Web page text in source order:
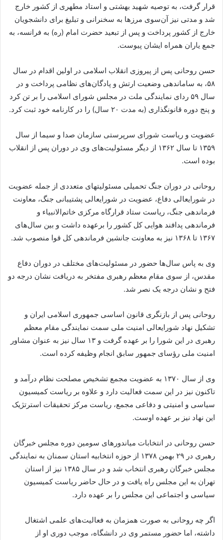
قرار گرفت، به توصیه شهید بهشتی و استاد مطهری از کشور خارج
شد و مدتی نیز آن‌سوی مرزها به سخنرانی و تبلیغ برای دانشجویان
خارج از کشور پرداخت و پس از تبعید حضرت امام (ره) به فرانسه، به
جمع یاران همراه ایشان پیوست.
حسن روحانی پس از پیروزی انقلاب اسلامی در اولین اقدام در سال
۵۸، به ساماندهی وضعیت ارتش و پادگان‌های نظامی پرداخت و در
سال ۵۹ ردای نمایندگی ملت در مجلس شورای اسلامی را بر تن کرد
و پنج دوره قانونگذاری (به مدت ۲۰ ‌سال) را در کارنامه خود ثبت کرد.
عضویت و ریاست شورای سرپرستی سازمان صدا و سیما از سال
۱۳۵۹ تا سال ۱۳۶۲ از دیگر مسئولیت‌های وی در دوران پس از انقلاب
بوده است.
روحانی در دوران جنگ تحمیلی مسئولیت‏های متعددی از جمله عضویت
در شورایعالی دفاع، عضویت در شورایعالی پشتیبانی جنگ، معاونت
فرماندهی جنگ، ریاست ستاد قرارگاه مرکزی خاتم‌الانبیاء و
فرماندهی پدافند هوایی کل کشور را برعهده داشت و بین سال‌های
۱۳۶۷ تا ۱۳۶۸ نیز به معاونت جانشین فرماندهی کل قوا منصوب شد.
وی به پاس سال‌ها حضور در مسئولیت‌های مختلف در دوران دفاع
مقدس، از سوی مقام معظم رهبری مفتخر به دریافت نشان درجه دو
فتح و نشان درجه یک نصر شد.
روحانی پس از بازنگری قانون ‏اساسی جمهوری اسلامی ایران و
تشکیل نهاد شورایعالی امنیت ملی سمت نمایندگی مقام معظم
رهبری در این شورا را بر عهده گرفت و ۱۳ سال نیز به عنوان مشاور
امنیت ملی رؤسای جمهور سابق انجام وظیفه کرده است.
وی از سال ۱۳۷۰ به عضویت مجمع تشخیص مصلحت نظام درآمد و
تاکنون نیز در این سمت فعالیت دارد و علاوه بر ریاست کمیسیون
سیاسی و امنیتی و دفاعی مجمع، ریاست مرکز تحقیقات استرتژیک
این نهاد نیز بر عهده اوست.
حسن روحانی در انتخابات میان‏دوره‏ای سومین دوره مجلس خبرگان
رهبری در ۲۹ بهمن ۱۳۷۸ از حوزه انتخابیه استان سمنان به نمایندگی
مجلس خبرگان رهبری انتخاب شد و در سال ۱۳۸۵ نیز از استان
تهران به این مجلس راه یافت و در حال حاضر ریاست کمیسیون
سیاسی و اجتماعی این مجلس را بر عهده دارد.
اگر چه روحانی به صورت همزمان به فعالیت‌های علمی اشتغال
داشته، اما حضور مستمر وی در دانشگاه، موجب دوری او از